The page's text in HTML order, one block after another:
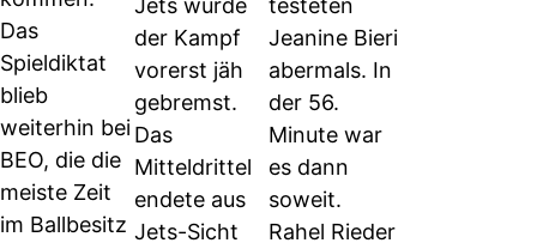
Das
Spieldiktat
blieb
weiterhin bei
BEO, die die
meiste Zeit
im Ballbesitz
Jets wurde
der Kampf
vorerst jäh
gebremst.
Das
Mitteldrittel
endete aus
Jets-Sicht
testeten
Jeanine Bieri
abermals. In
der 56.
Minute war
es dann
soweit.
Rahel Rieder